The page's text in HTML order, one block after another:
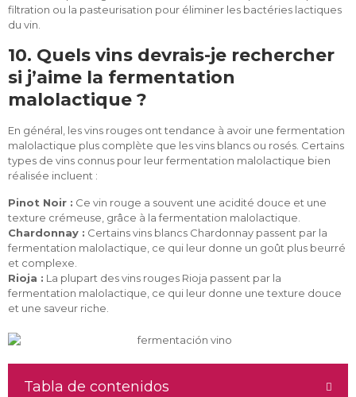
filtration ou la pasteurisation pour éliminer les bactéries lactiques
du vin.
10. Quels vins devrais-je rechercher
si j’aime la fermentation
malolactique ?
En général, les vins rouges ont tendance à avoir une fermentation
malolactique plus complète que les vins blancs ou rosés. Certains
types de vins connus pour leur fermentation malolactique bien
réalisée incluent :
Pinot Noir : Ce vin rouge a souvent une acidité douce et une
texture crémeuse, grâce à la fermentation malolactique.
Chardonnay : Certains vins blancs Chardonnay passent par la
fermentation malolactique, ce qui leur donne un goût plus beurré
et complexe.
Rioja : La plupart des vins rouges Rioja passent par la
fermentation malolactique, ce qui leur donne une texture douce
et une saveur riche.
Tabla de contenidos